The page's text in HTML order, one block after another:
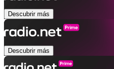
Descubrir más
Descubrir más